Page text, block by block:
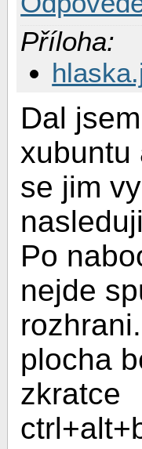
Příloha:
Dal
xubuntu
se jim
Po
nejde
plocha
zkratce